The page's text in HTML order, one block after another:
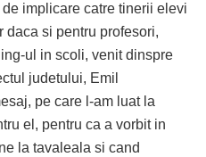
implicare catre tinerii elevi
daca si pentru profesori,
ul in scoli, venit dinspre
judetului, Emil
pe care l-am luat la
el, pentru ca a vorbit in
la tavaleala si cand